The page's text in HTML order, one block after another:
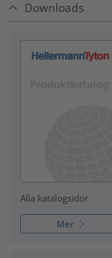
Downloads
Alla katalogsidor
Mer